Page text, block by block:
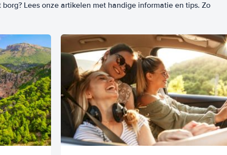
Lees onze artikelen met handige informatie en tips. Zo